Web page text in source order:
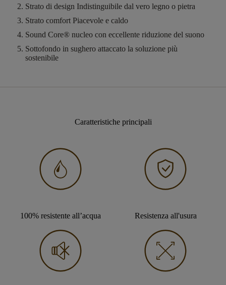
Strato di design Indistinguibile dal vero legno o pietra
Strato comfort Piacevole e caldo
Sound Core® nucleo con eccellente riduzione del suono
Sottofondo in sughero attaccato la soluzione più
sostenibile
Caratteristiche principali
100% resistente all’acqua Resistenza all'usura